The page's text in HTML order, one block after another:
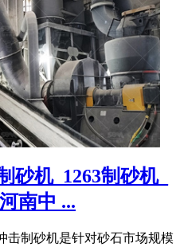
砂机_1263制砂机_
南中 ...
击制砂机是针对砂石市场规模